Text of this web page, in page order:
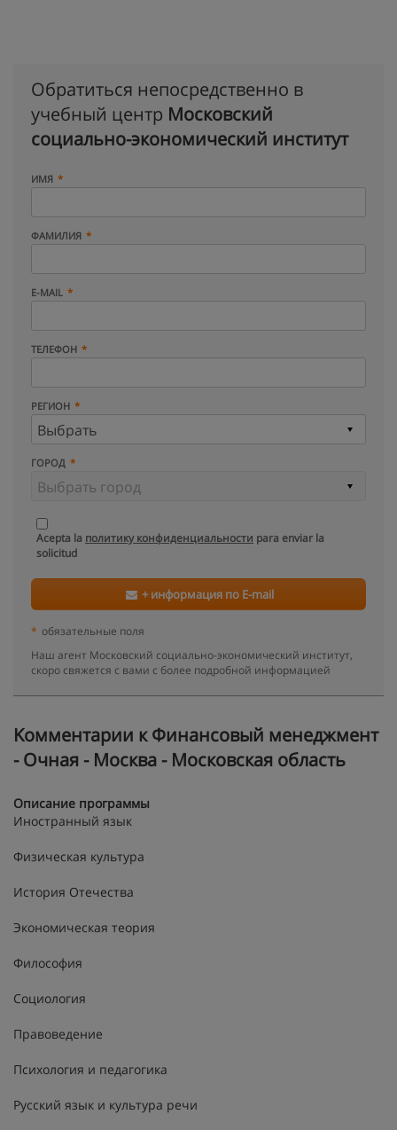
Обратиться непосредственно в
учебный центр Московский
социально-экономический институт
ИМЯ
ФАМИЛИЯ
E-MAIL
ТЕЛЕФОН
РЕГИОН
ГОРОД
Acepta la политику конфиденциальности para enviar la
solicitud
+ информация по E-mail
* обязательные поля
Наш агент Московский социально-экономический институт,
скоро свяжется с вами с более подробной информацией
Kомментарии к Финансовый менеджмент
- Очная - Москва - Московская область
Описание программы
Иностранный язык
Физическая культура
История Отечества
Экономическая теория
Философия
Социология
Правоведение
Психология и педагогика
Русский язык и культура речи